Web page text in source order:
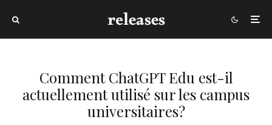
Comment ChatGPT Edu est-il
actuellement utilisé sur les campus
universitaires?